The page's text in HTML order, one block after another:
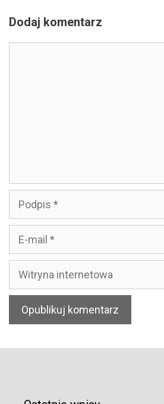
Dodaj komentarz
Podpis
Witryna
internetowa